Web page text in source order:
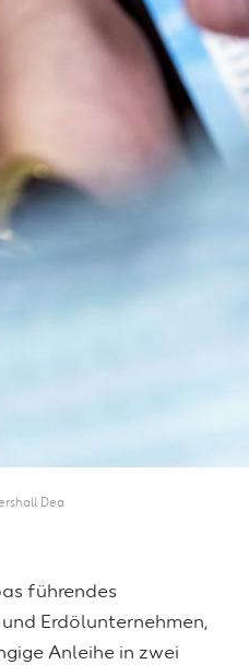
Dea
führendes
Erdölunternehmen,
Anleihe in zwei